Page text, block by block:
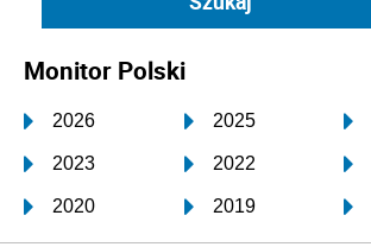
Monitor Polski
2026 2025
2023 2022
2020 2019